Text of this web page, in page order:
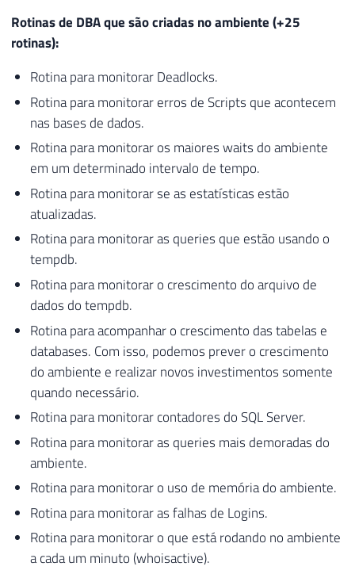
Rotinas de DBA que são criadas no ambiente (+25
rotinas):
Rotina para monitorar Deadlocks.
Rotina para monitorar erros de Scripts que acontecem
nas bases de dados.
Rotina para monitorar os maiores waits do ambiente
em um determinado intervalo de tempo.
Rotina para monitorar se as estatísticas estão
atualizadas.
Rotina para monitorar as queries que estão usando o
tempdb.
Rotina para monitorar o crescimento do arquivo de
dados do tempdb.
Rotina para acompanhar o crescimento das tabelas e
databases. Com isso, podemos prever o crescimento
do ambiente e realizar novos investimentos somente
quando necessário.
Rotina para monitorar contadores do SQL Server.
Rotina para monitorar as queries mais demoradas do
ambiente.
Rotina para monitorar o uso de memória do ambiente.
Rotina para monitorar as falhas de Logins.
Rotina para monitorar o que está rodando no ambiente
a cada um minuto (whoisactive).